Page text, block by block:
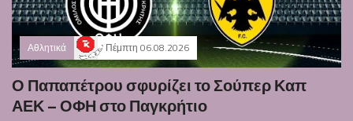
Αθλητικά Πέμπτη 06.08.2026
Ο Παπαπέτρου σφυρίζει το Σούπερ Καπ
ΑΕΚ – ΟΦΗ στο Παγκρήτιο